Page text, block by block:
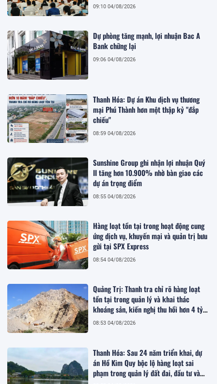
09:10 04/08/2026
Dự phòng tăng mạnh, lợi nhuận Bac A
Bank chững lại
09:06 04/08/2026
Thanh Hóa: Dự án Khu dịch vụ thương
mại Phú Thành hơn một thập kỷ "đắp
chiếu"
08:59 04/08/2026
Sunshine Group ghi nhận lợi nhuận Quý
II tăng hơn 10.900% nhờ bàn giao các
dự án trọng điểm
08:55 04/08/2026
Hàng loạt tồn tại trong hoạt động cung
ứng dịch vụ, khuyến mại và quản trị bưu
gửi tại SPX Express
08:54 04/08/2026
Quảng Trị: Thanh tra chỉ rõ hàng loạt
tồn tại trong quản lý và khai thác
khoáng sản, kiến nghị thu hồi hơn 4 tỷ
đồng
08:53 04/08/2026
Thanh Hóa: Sau 24 năm triển khai, dự
án Hồ Kim Quy bộc lộ hàng loạt sai
phạm trong quản lý đất đai, đầu tư và